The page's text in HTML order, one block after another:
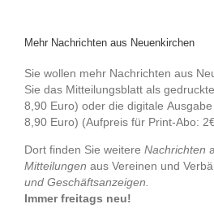
Mehr Nachrichten aus Neuenkirchen
Sie wollen mehr Nachrichten aus
Sie das Mitteilungsblatt als
8,90 Euro) oder die digitale
8,90 Euro) (Aufpreis für Print-Abo:
Dort finden Sie weitere Nachrichten
Mitteilungen aus Vereinen und
und Geschäftsanzeigen.
Immer freitags neu!